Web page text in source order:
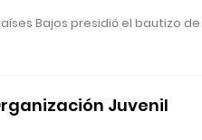
Bajos presidió el bautizo
Juvenil